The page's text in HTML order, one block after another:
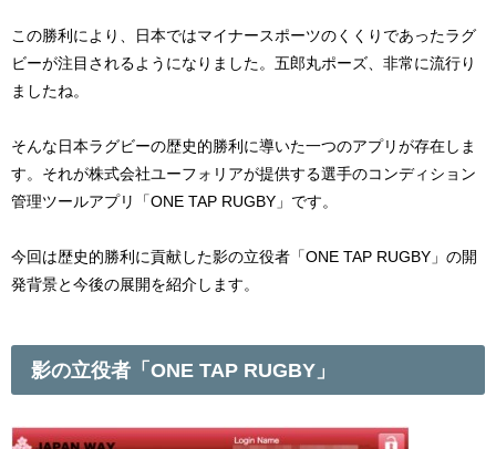
この勝利により、日本ではマイナースポーツのくくりであったラグ
ビーが注目されるようになりました。五郎丸ポーズ、非常に流行り
ましたね。
そんな日本ラグビーの歴史的勝利に導いた一つのアプリが存在しま
す。それが株式会社ユーフォリアが提供する選手のコンディション
管理ツールアプリ「ONE TAP RUGBY」です。
今回は歴史的勝利に貢献した影の立役者「ONE TAP RUGBY」の開
発背景と今後の展開を紹介します。
影の立役者「ONE TAP RUGBY」